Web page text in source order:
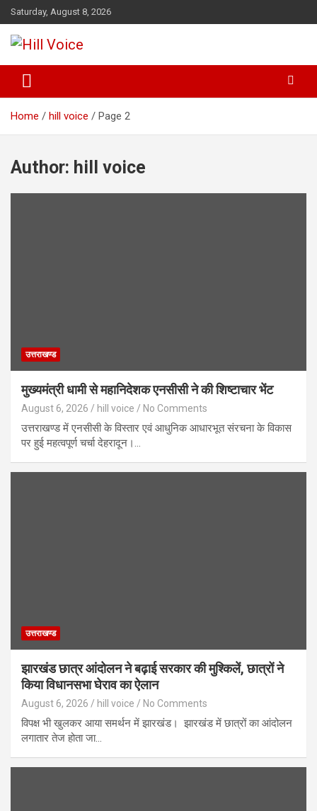
Skip
to
content
Saturday, August 8, 2026
Hill Voice
Home hill voice Page 2
Author: hill voice
उत्तराखण्ड
मुख्यमंत्री धामी से महानिदेशक एनसीसी ने की शिष्टाचार भेंट
August 6, 2026 hill voice No Comments
उत्तराखण्ड में एनसीसी के विस्तार एवं आधुनिक आधारभूत संरचना के विकास
पर हुई महत्वपूर्ण चर्चा देहरादून।…
उत्तराखण्ड
झारखंड छात्र आंदोलन ने बढ़ाई सरकार की मुश्किलें, छात्रों ने
किया विधानसभा घेराव का ऐलान
August 6, 2026 hill voice No Comments
विपक्ष भी खुलकर आया समर्थन में झारखंड। झारखंड में छात्रों का आंदोलन
लगातार तेज होता जा…